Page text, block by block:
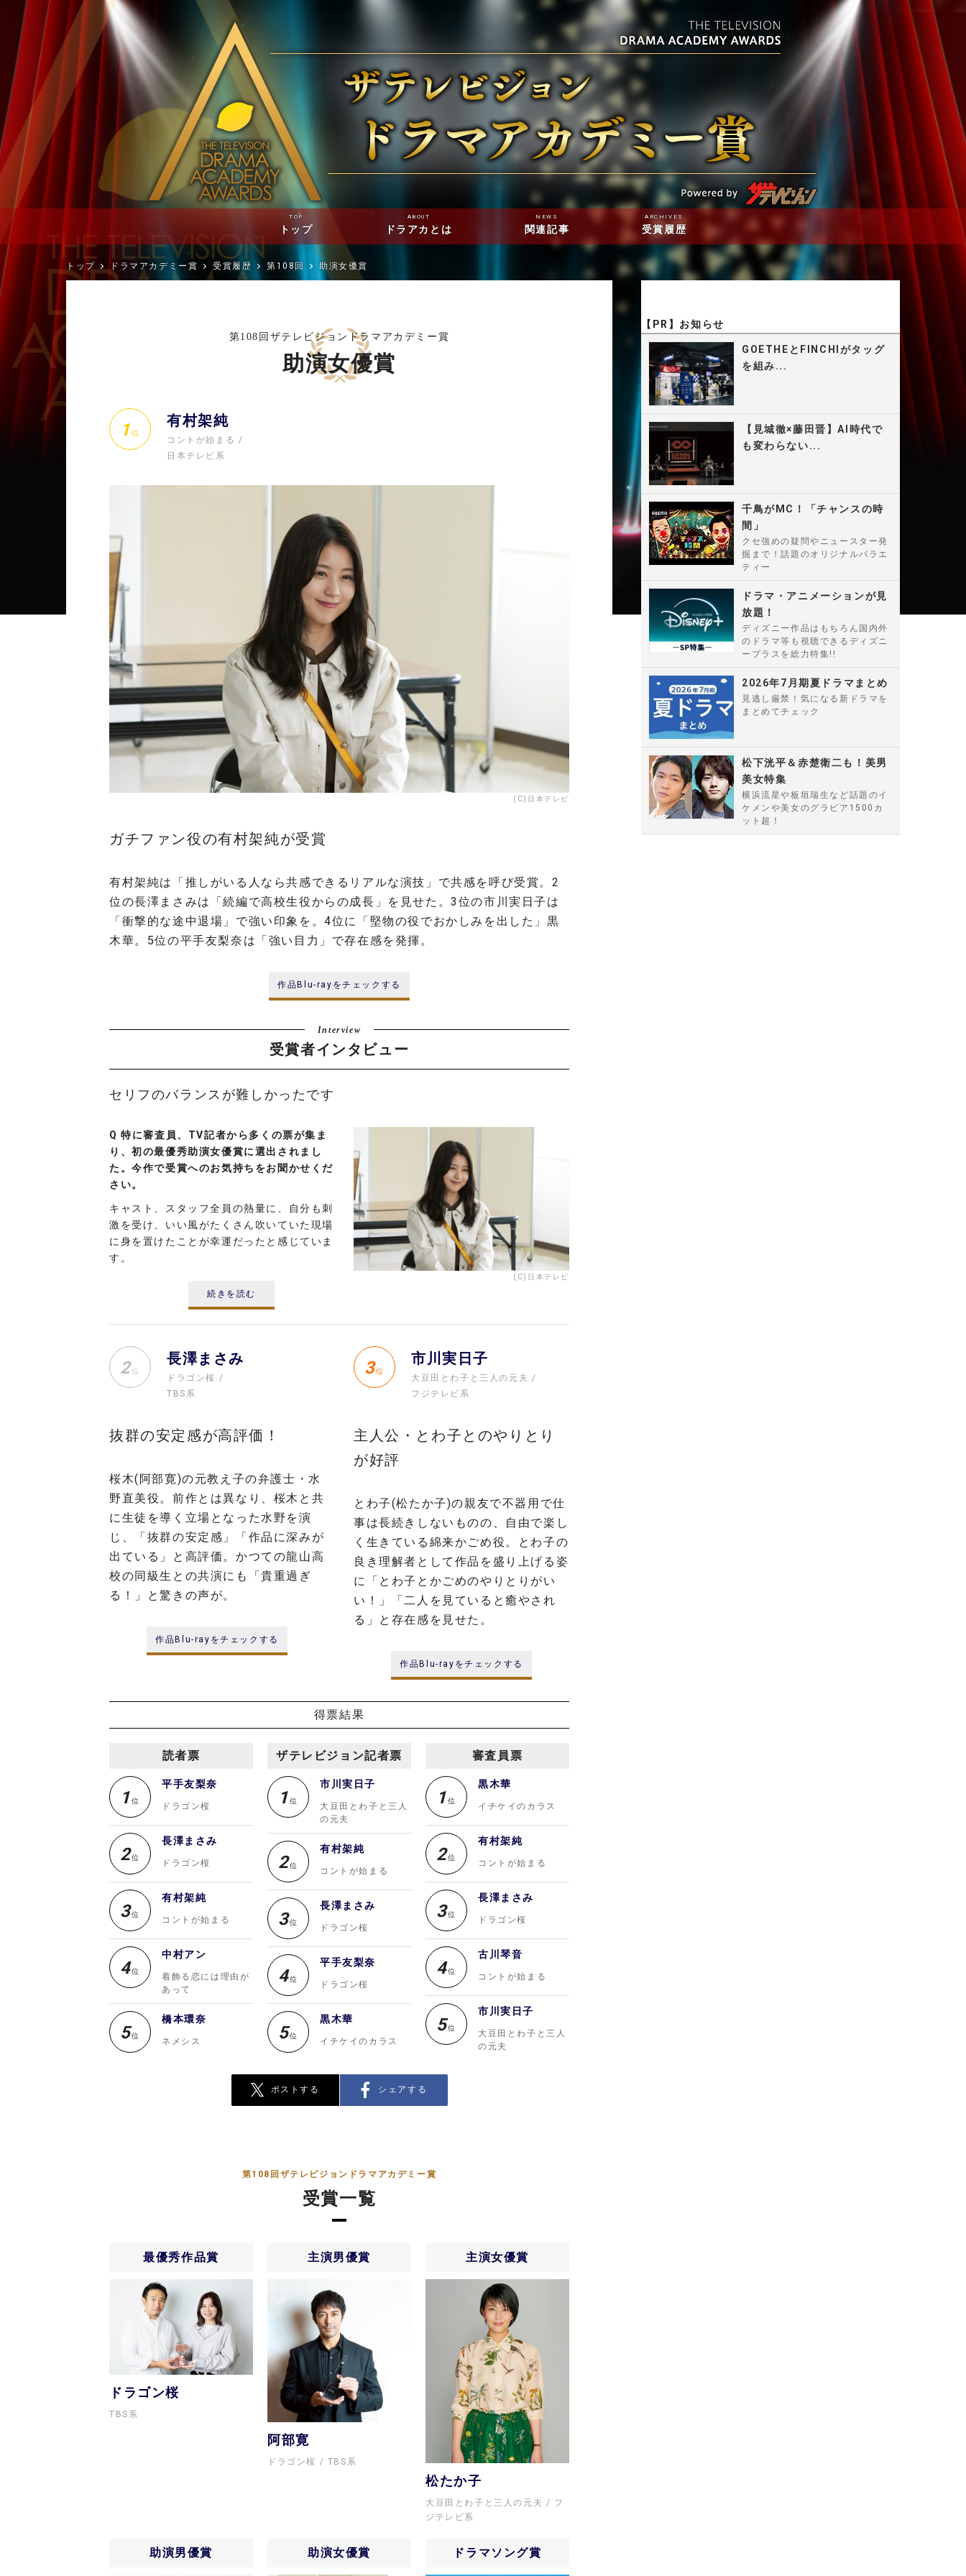
TOP
トップ
ABOUT
ドラアカとは
NEWS
関連記事
ARCHIVES
受賞履歴
トップ ドラマアカデミー賞 受賞履歴 第108回 助演女優賞
第108回ザテレビジョンドラマアカデミー賞
助演女優賞
1位
有村架純
コントが始まる
日本テレビ系
(C)日本テレビ
ガチファン役の有村架純が受賞
有村架純は「推しがいる人なら共感できるリアルな演技」で共感を呼び受賞。2
位の長澤まさみは「続編で高校生役からの成長」を見せた。3位の市川実日子は
「衝撃的な途中退場」で強い印象を。4位に「堅物の役でおかしみを出した」黒
木華。5位の平手友梨奈は「強い目力」で存在感を発揮。
作品Blu-rayをチェックする
受賞者インタビュー
セリフのバランスが難しかったです
(C)日本テレビ
Q 特に審査員、TV記者から多くの票が集ま
り、初の最優秀助演女優賞に選出されまし
た。今作で受賞へのお気持ちをお聞かせくだ
さい。
キャスト、スタッフ全員の熱量に、自分も刺
激を受け、いい風がたくさん吹いていた現場
に身を置けたことが幸運だったと感じていま
す。
続きを読む
2位
長澤まさみ
ドラゴン桜
TBS系
抜群の安定感が高評価！
桜木(阿部寛)の元教え子の弁護士・水
野直美役。前作とは異なり、桜木と共
に生徒を導く立場となった水野を演
じ、「抜群の安定感」「作品に深みが
出ている」と高評価。かつての龍山高
校の同級生との共演にも「貴重過ぎ
る！」と驚きの声が。
作品Blu-rayをチェックする
3位
市川実日子
大豆田とわ子と三人の元夫
フジテレビ系
主人公・とわ子とのやりとり
が好評
とわ子(松たか子)の親友で不器用で仕
事は長続きしないものの、自由で楽し
く生きている綿来かごめ役。とわ子の
良き理解者として作品を盛り上げる姿
に「とわ子とかごめのやりとりがい
い！」「二人を見ていると癒やされ
る」と存在感を見せた。
作品Blu-rayをチェックする
得票結果
読者票
1位
平手友梨奈
ドラゴン桜
2位
長澤まさみ
ドラゴン桜
3位
有村架純
コントが始まる
4位
中村アン
着飾る恋には理由が
あって
5位
橋本環奈
ネメシス
ザテレビジョン記者票
1位
市川実日子
大豆田とわ子と三人
の元夫
2位
有村架純
コントが始まる
3位
長澤まさみ
ドラゴン桜
4位
平手友梨奈
ドラゴン桜
5位
黒木華
イチケイのカラス
審査員票
1位
黒木華
イチケイのカラス
2位
有村架純
コントが始まる
3位
長澤まさみ
ドラゴン桜
4位
古川琴音
コントが始まる
5位
市川実日子
大豆田とわ子と三人
の元夫
ポストする シェアする
第108回ザテレビジョンドラマアカデミー賞
受賞一覧
最優秀作品賞
ドラゴン桜
TBS系
主演男優賞
阿部寛
ドラゴン桜 TBS系
主演女優賞
松たか子
大豆田とわ子と三人の元夫
フ
ジテレビ系
助演男優賞 助演女優賞 ドラマソング賞
【PR】お知らせ
GOETHEとFINCHIがタッグ
を組み...
【見城徹×藤田晋】AI時代で
も変わらない...
千鳥がMC！「チャンスの時
間」
クセ強めの疑問やニュースター発
掘まで！話題のオリジナルバラエ
ティー
ドラマ・アニメーションが見
放題！
ディズニー作品はもちろん国内外
のドラマ等も視聴できるディズニ
ープラスを総力特集!!
2026年7月期夏ドラマまとめ
見逃し厳禁！気になる新ドラマを
まとめてチェック
松下洸平＆赤楚衛二も！美男
美女特集
横浜流星や板垣瑞生など話題のイ
ケメンや美女のグラビア1500カ
ット超！